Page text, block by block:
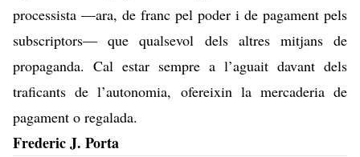
processista —ara, de franc pel poder i de pagament pels
subscriptors— que qualsevol dels altres mitjans de
propaganda. Cal estar sempre a l’aguait davant dels
traficants de l’autonomia, ofereixin la mercaderia de
pagament o regalada.
Frederic J. Porta